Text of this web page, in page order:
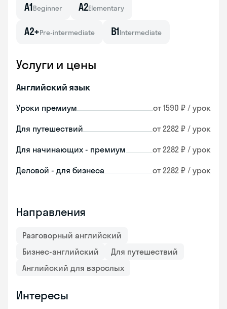
A1Beginner A2Elementary
A2+Pre-intermediate B1Intermediate
Услуги и цены
Английский язык
Уроки премиум от 1590 ₽ / урок
Для путешествий от 2282 ₽ / урок
Для начинающих - премиум от 2282 ₽ / урок
Деловой - для бизнеса от 2282 ₽ / урок
Направления
Разговорный английский
Бизнес-английский
Для путешествий
Английский для взрослых
Интересы